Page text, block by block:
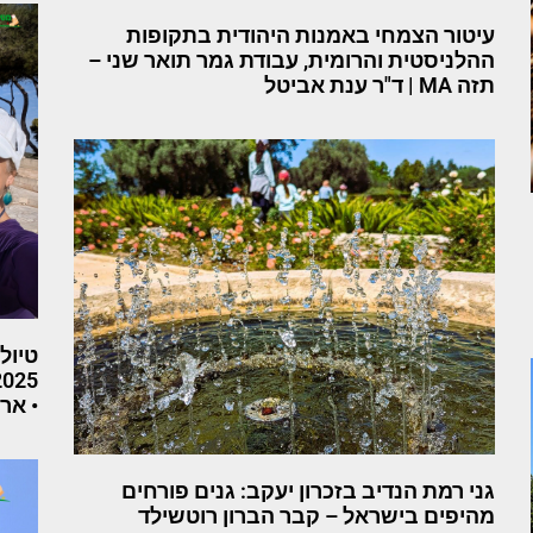
עיטור הצמחי באמנות היהודית בתקופות
ההלניסטית והרומית, עבודת גמר תואר שני –
תזה MA | ד"ר ענת אביטל
גני רמת הנדיב בזכרון יעקב: גנים פורחים
מהיפים בישראל – קבר הברון רוטשילד
•